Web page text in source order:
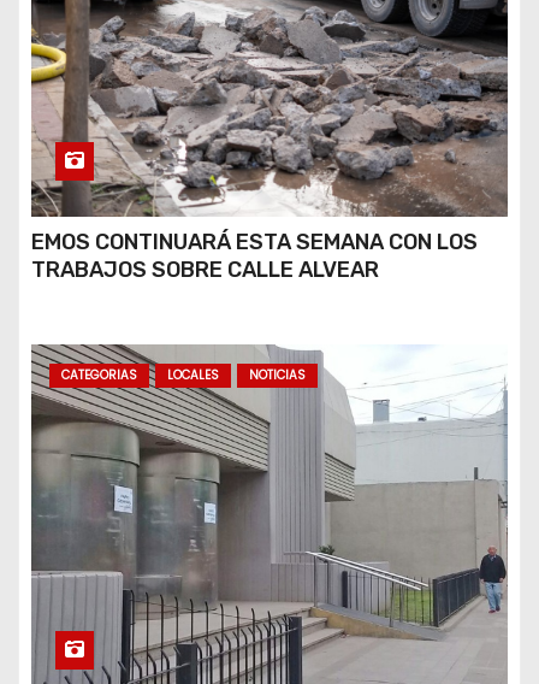
EMOS CONTINUARÁ ESTA SEMANA CON LOS
TRABAJOS SOBRE CALLE ALVEAR
CATEGORIAS LOCALES NOTICIAS